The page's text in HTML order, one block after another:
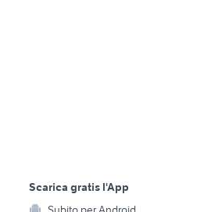
Biciclette
Scarica gratis l'App